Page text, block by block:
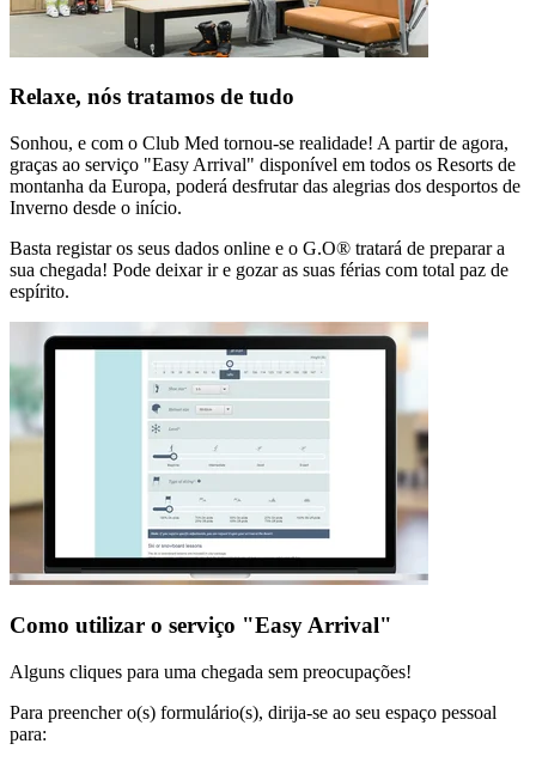
Relaxe, nós tratamos de tudo
Sonhou, e com o Club Med tornou-se realidade! A partir de agora,
graças ao serviço "Easy Arrival" disponível em todos os Resorts de
montanha da Europa, poderá desfrutar das alegrias dos desportos de
Inverno desde o início.
Basta registar os seus dados online e o G.O® tratará de preparar a
sua chegada! Pode deixar ir e gozar as suas férias com total paz de
espírito.
Como utilizar o serviço "Easy Arrival"
Alguns cliques para uma chegada sem preocupações!
Para preencher o(s) formulário(s), dirija-se ao seu espaço pessoal
para: